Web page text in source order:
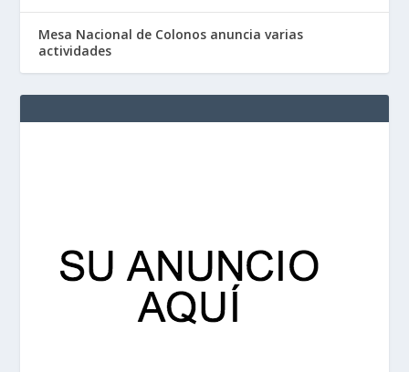
Mesa Nacional de Colonos anuncia varias
actividades